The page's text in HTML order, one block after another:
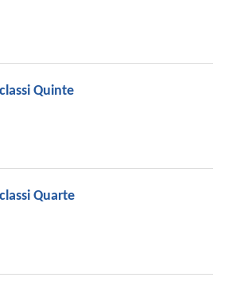
classi Quinte
classi Quarte